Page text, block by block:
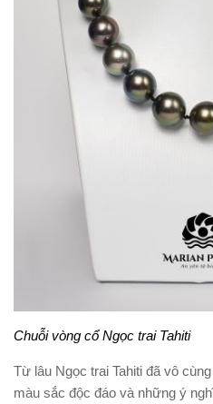
Chuỗi vòng cổ Ngọc trai Tahiti
Từ lâu Ngọc trai Tahiti đã vô
màu sắc độc đáo và những ý